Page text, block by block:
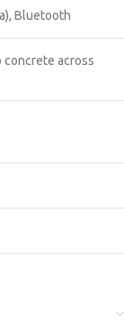
Bluetooth
across